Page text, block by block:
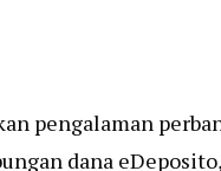
pengalaman
dana eDeposito,